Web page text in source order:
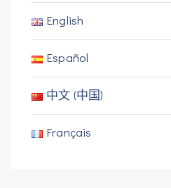
English
Español
中文 (中国)
Français